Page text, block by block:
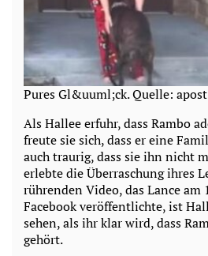
Pures Gl&uuml;ck. Quelle: apost
Als Hallee erfuhr, dass Rambo
freute sie sich, dass er eine
auch traurig, dass sie ihn nicht
erlebte die Überraschung ihres
rührenden Video, das Lance am
Facebook veröffentlichte, ist
sehen, als ihr klar wird, dass
gehört.